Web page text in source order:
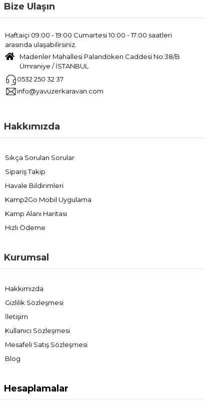
Bize Ulaşın
Haftaiçi 09:00 - 19:00 Cumartesi 10:00 - 17:00 saatleri
arasında ulaşabilirsiniz.
Madenler Mahallesi Palandöken Caddesi No:38/B
Ümraniye / İSTANBUL
0532 250 32 37
info@yavuzerkaravan.com
Hakkımızda
Sıkça Sorulan Sorular
Sipariş Takip
Havale Bildirimleri
Kamp2Go Mobil Uygulama
Kamp Alanı Haritası
Hızlı Ödeme
Kurumsal
Hakkımızda
Gizlilik Sözleşmesi
İletişim
Kullanıcı Sözleşmesi
Mesafeli Satış Sözleşmesi
Blog
Hesaplamalar